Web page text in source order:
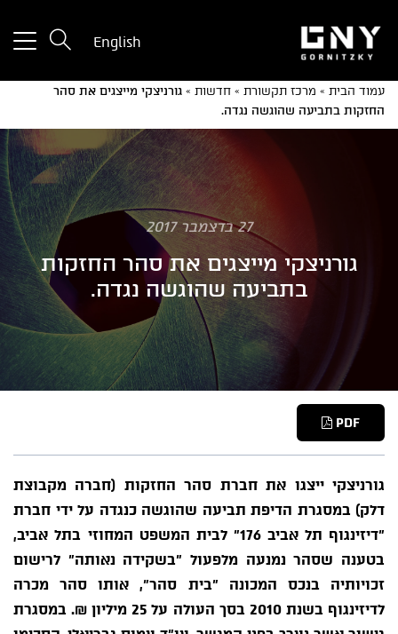
a
English
עמוד הבית » מרכז תקשורת » חדשות » גורניצקי מייצגים את סהר
החזקות בתביעה שהוגשה נגדה.
27 בדצמבר 2017
גורניצקי מייצגים את סהר החזקות
בתביעה שהוגשה נגדה.
PDF
גורניצקי ייצגו את חברת סהר החזקות (חברה מקבוצת
דלק) במסגרת הדיפת תביעה שהוגשה כנגדה על ידי חברת
"דיזינגוף תל אביב 176" לבית המשפט המחוזי בתל אביב,
בטענה שסהר נמנעה מלפעול "בשקידה נאותה" לרישום
זכויותיה בנכס המכונה "בית סהר", אותו סהר מכרה
לדיזינגוף בשנת 2010 בסך העולה על 25 מיליון ₪. במסגרת